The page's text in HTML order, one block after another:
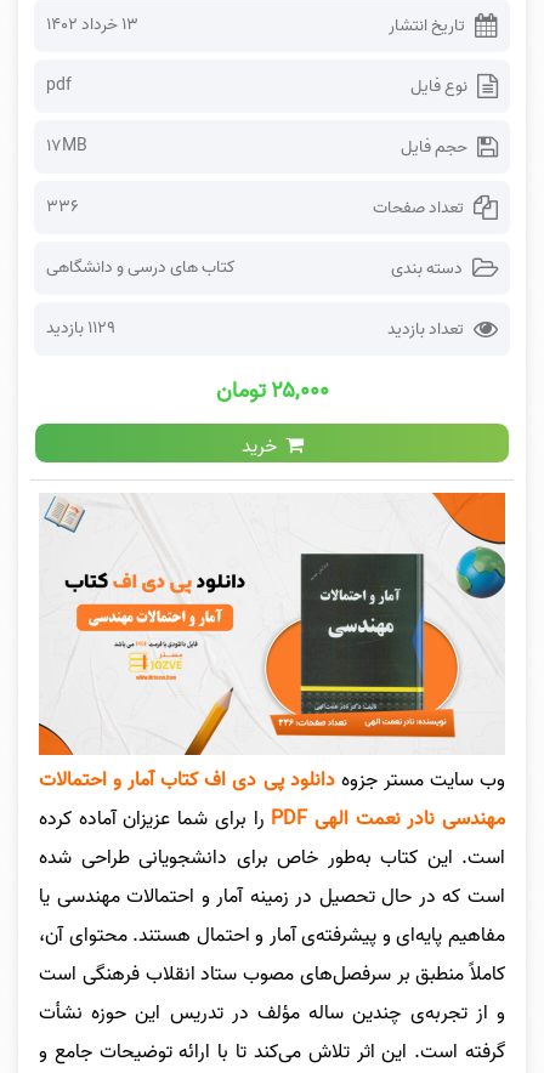
تاریخ انتشار ۱۳ خرداد ۱۴۰۲
نوع فایل pdf
حجم فایل 17MB
تعداد صفحات 336
دسته بندی کتاب های درسی و دانشگاهی
تعداد بازدید 1129 بازدید
۲۵,۰۰۰ تومان
خرید
وب سایت مستر جزوه دانلود پی دی اف کتاب آمار و احتمالات
مهندسی نادر نعمت الهی PDF
را برای شما عزیزان آماده کرده
است. این کتاب به‌طور خاص برای دانشجویانی طراحی شده
است که در حال تحصیل در زمینه آمار و احتمالات مهندسی یا
مفاهیم پایه‌ای و پیشرفته‌ی آمار و احتمال هستند. محتوای آن،
کاملاً منطبق بر سرفصل‌های مصوب ستاد انقلاب فرهنگی است
و از تجربه‌ی چندین ساله مؤلف در تدریس این حوزه نشأت
گرفته است. این اثر تلاش می‌کند تا با ارائه توضیحات جامع و